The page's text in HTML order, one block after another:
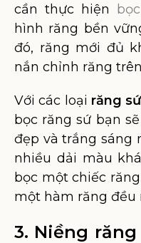
cần thực hiện
hình răng bền
đó, răng mới đủ
nắn chỉnh răng
Với các loại răng
bọc răng sứ bạn
đẹp và trắng sáng
nhiều dải màu
bọc một chiếc
một hàm răng đều
3. Niềng